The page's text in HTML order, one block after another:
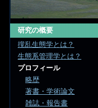
研究の概要
撹乱生態学とは？
生態系管理学とは？
プロフィール
略歴
著書・学術論文
雑誌・報告書